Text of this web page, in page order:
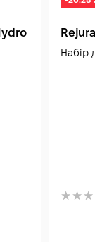
Набір